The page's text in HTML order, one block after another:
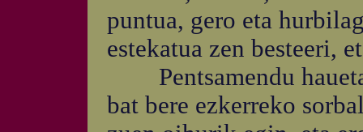
puntua, gero eta
estekatua zen besteeri,
Pentsamendu
bat bere ezkerreko